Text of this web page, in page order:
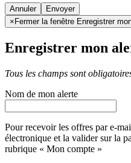
Annuler
× Fermer la fenêtre Enregistrer
Enregistrer mon
Tous les champs sont
Nom de mon alerte
Pour recevoir les offres par e-
électronique et la valider sur la
rubrique « Mon compte »